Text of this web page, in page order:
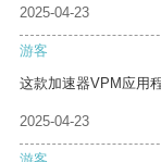
2025-04-23
游客
这款加速器VPM应用
2025-04-23